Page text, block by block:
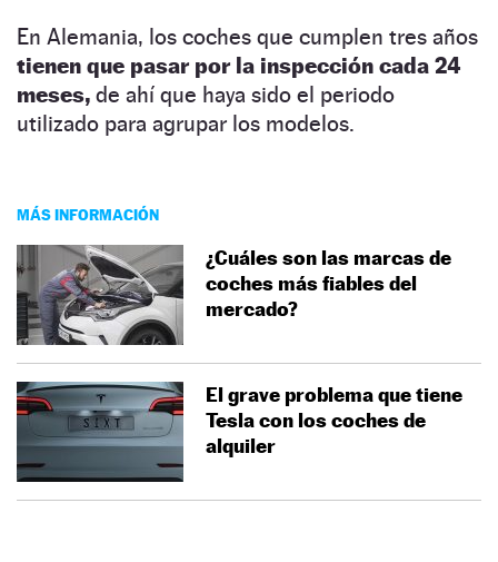
En Alemania, los coches que cumplen tres años
tienen que pasar por la inspección cada 24
meses, de ahí que haya sido el periodo
utilizado para agrupar los modelos.
MÁS INFORMACIÓN
¿Cuáles son las marcas de
coches más fiables del
mercado?
El grave problema que tiene
Tesla con los coches de
alquiler